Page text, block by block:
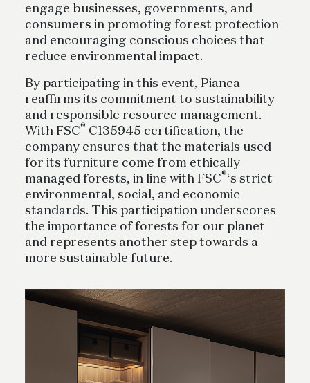
engage businesses, governments, and
consumers in promoting forest protection
and encouraging conscious choices that
reduce environmental impact.
By participating in this event, Pianca
reaffirms its commitment to sustainability
and responsible resource management.
With FSC® C135945 certification, the
company ensures that the materials used
for its furniture come from ethically
managed forests, in line with FSC®‘s strict
environmental, social, and economic
standards. This participation underscores
the importance of forests for our planet
and represents another step towards a
more sustainable future.